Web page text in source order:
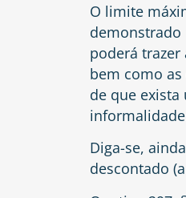
O limite
demonstrado
poderá
bem como
de que
Diga-se,
descontado